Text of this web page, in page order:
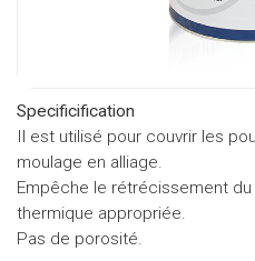
Specificification
Il est utilisé pour couvrir les
moulage en alliage.
Empêche le rétrécissement
thermique appropriée.
Pas de porosité.